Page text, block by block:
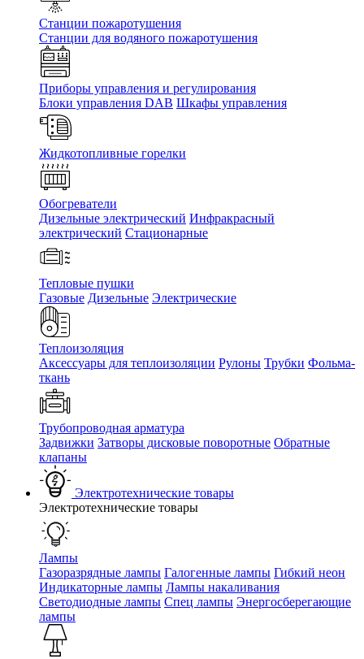
Станции пожаротушения
Станции для водяного пожаротушения
Приборы управления и регулирования
Блоки управления DAB Шкафы управления
Жидкотопливные горелки
Обогреватели
Дизельные электрический Инфракрасный
электрический Стационарные
Тепловые пушки
Газовые Дизельные Электрические
Теплоизоляция
Аксессуары для теплоизоляции Рулоны Трубки Фольма-
ткань
Трубопроводная арматура
Задвижки Затворы дисковые поворотные Обратные
клапаны
Электротехнические товары
Электротехнические товары
Лампы
Газоразрядные лампы Галогенные лампы Гибкий неон
Индикаторные лампы Лампы накаливания
Светодиодные лампы Спец лампы Энергосберегающие
лампы